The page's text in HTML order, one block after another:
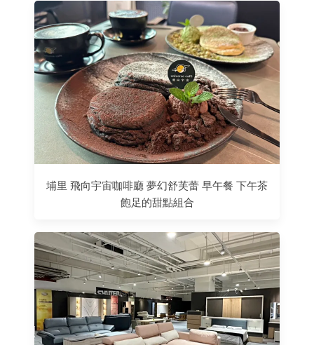
埔里 飛向宇宙咖啡廳 夢幻舒芙蕾 早午餐 下午茶
飽足的甜點組合